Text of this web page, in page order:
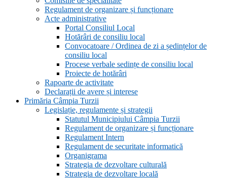
Regulament de organizare și funcționare
Acte administrative
Portal Consiliul Local
Hotărâri de consiliu local
Convocatoare / Ordinea de zi a ședințelor de
consiliu local
Procese verbale sedințe de consiliu local
Proiecte de hotărâri
Rapoarte de activitate
Declarații de avere și interese
Primăria Câmpia Turzii
Legislație, regulamente și strategii
Statutul Municipiului Câmpia Turzii
Regulament de organizare și funcționare
Regulament Intern
Regulament de securitate informatică
Organigrama
Strategia de dezvoltare culturală
Strategia de dezvoltare locală